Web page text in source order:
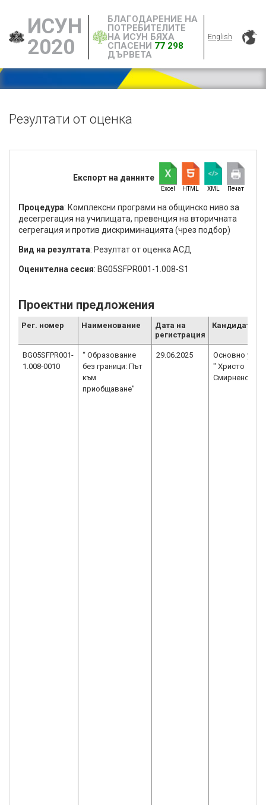
ИСУН
2020
БЛАГОДАРЕНИЕ НА
ПОТРЕБИТЕЛИТЕ
НА ИСУН БЯХА
СПАСЕНИ 77 298
ДЪРВЕТА
English
Резултати от оценка
Експорт на данните
Excel HTML XML Печат
Процедура: Комплексни програми на общинско ниво за
десегрегация на училищата, превенция на вторичната
сегрегация и против дискриминацията (чрез подбор)
Вид на резултата: Резултат от оценка АСД
Оценителна сесия: BG05SFPR001-1.008-S1
Проектни предложения
Рег. номер Наименование
Дата на
регистрация
Кандидат
BG05SFPR001-
1.008-0010
“ Образование
без граници: Път
към
приобщаване"
29.06.2025
Основно
" Христо
Смирненски"